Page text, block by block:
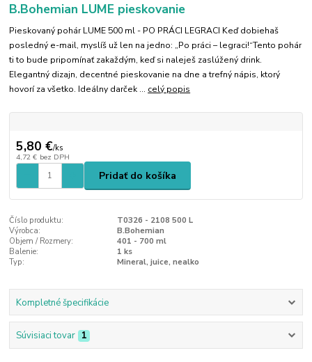
B.Bohemian LUME pieskovanie
Pieskovaný pohár LUME 500 ml - PO PRÁCI LEGRACI Keď dobiehaš
posledný e-mail, myslíš už len na jedno: „Po práci – legraci!“Tento pohár
ti to bude pripomínať zakaždým, keď si naleješ zaslúžený drink.
Elegantný dizajn, decentné pieskovanie na dne a trefný nápis, ktorý
hovorí za všetko. Ideálny darček ... celý popis
5,80 €/ks
4,72 € bez DPH
Pridať do košíka
Číslo produktu:
T0326 - 2108 500 L
Výrobca:
B.Bohemian
Objem / Rozmery:
401 - 700 ml
Balenie:
1 ks
Typ:
Mineral, juice, nealko
Kompletné špecifikácie
Súvisiaci tovar 1